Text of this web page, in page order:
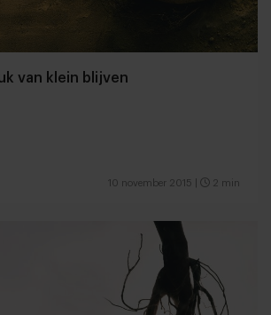
van klein blijven
10 november 2015 2 min